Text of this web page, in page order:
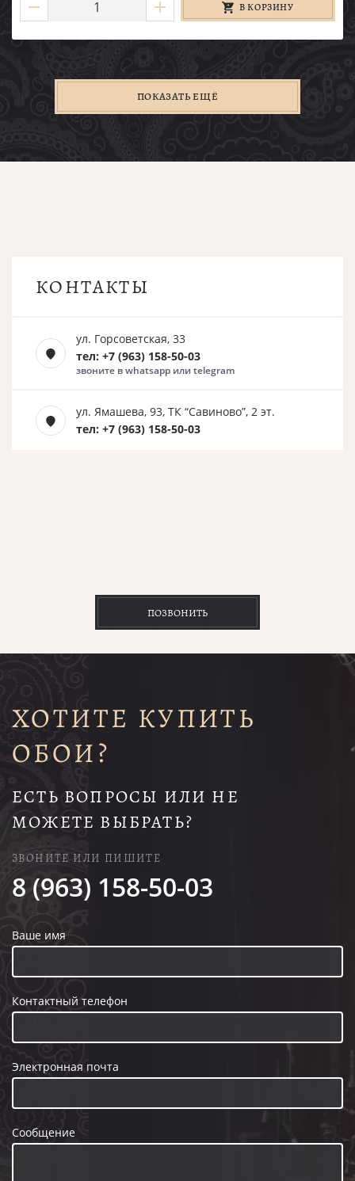
В КОРЗИНУ
ПОКАЗАТЬ ЕЩЁ
КОНТАКТЫ
ул. Горсоветская, 33
тел: +7 (963) 158-50-03
звоните в whatsapp или telegram
ул. Ямашева, 93, ТК “Савиново”, 2 эт.
тел: +7 (963) 158-50-03
ПОЗВОНИТЬ
ХОТИТЕ КУПИТЬ
ОБОИ?
ЕСТЬ ВОПРОСЫ ИЛИ НЕ
МОЖЕТЕ ВЫБРАТЬ?
ЗВОНИТЕ ИЛИ ПИШИТЕ
8 (963) 158-50-03
Ваше имя
Контактный телефон
Электронная почта
Сообщение